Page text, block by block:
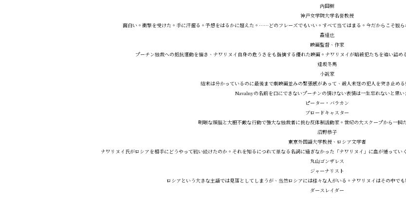
内田樹
神戸女学院大学名誉教授
面白い。衝撃を受けた。手に汗握る。予想をはるかに超えた。……どのフレーズでもいい。すべて当てはまる。今だからこそ観
森達也
映画監督、作家
プーチン独裁への抵抗運動を描き、ナワリヌイ自身の危うさをも指摘する優れた映画。ナワリヌイが暗殺犯たちを追い詰め
逢坂冬馬
小説家
結末は分かっているのに最後まで劇映画並みの緊張感があって、殺人未遂の犯人を突き止め
Navalnyの名前を口にできないプーチンの情けない表情は一生忘れないと思い
ピーター・バラカン
ブロードキャスター
明晰な頭脳と大胆不敵な行動で強大な独裁者に挑む反体制活動家。世紀の大スクープから一瞬
沼野恭子
東京外国語大学教授、ロシア文学者
ナワリヌイ氏がロシアを相手にどうやって戦い続けたのか。それを知るにつれて単なる名詞に過ぎなかった「ナワリヌイ」に血が通って
丸山ゴンザレス
ジャーナリスト
ロシアという大きな主語では見落としてしまうが、当然ロシアには様々な人がいる。ナワリヌイはその中で
ダースレイダー